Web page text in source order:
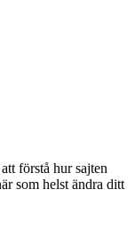
förstå hur sajten
som helst ändra ditt